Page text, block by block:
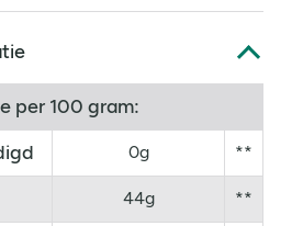
per 100 gram:
0g **
44g **